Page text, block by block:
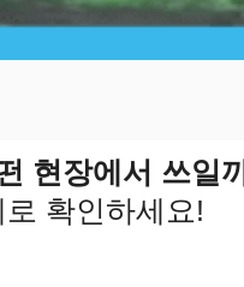
현장에서 쓰일
확인하세요!